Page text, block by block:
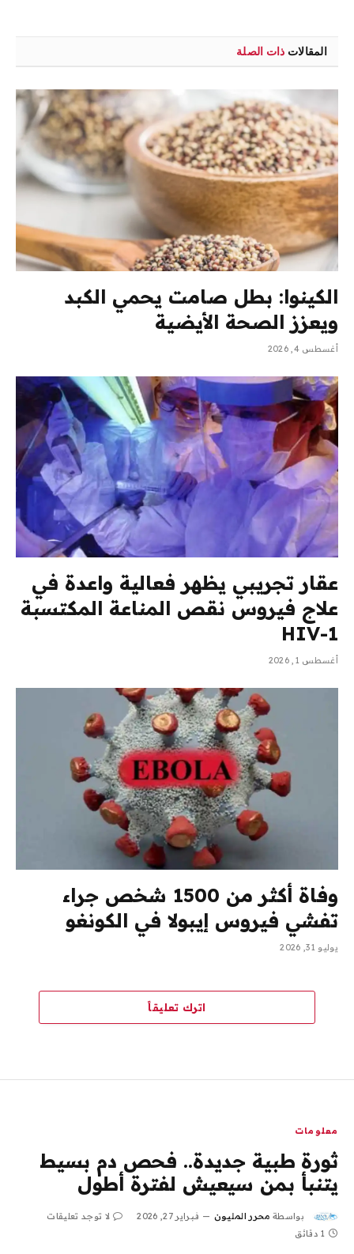
المقالات ذات الصلة
الكينوا: بطل صامت يحمي الكبد
ويعزز الصحة الأيضية
أغسطس 4, 2026
عقار تجريبي يظهر فعالية واعدة في
علاج فيروس نقص المناعة المكتسبة
HIV-1
أغسطس 1, 2026
وفاة أكثر من 1500 شخص جراء
تفشي فيروس إيبولا في الكونغو
يوليو 31, 2026
اترك تعليقاً
معلومات
ثورة طبية جديدة.. فحص دم بسيط
يتنبأ بمن سيعيش لفترة أطول
بواسطة محرر المليون فبراير 27, 2026
لا توجد تعليقات
1 دقائق